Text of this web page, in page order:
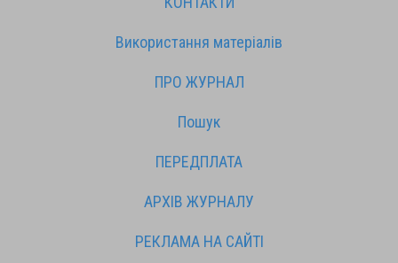
Використання матеріалів
ПРО ЖУРНАЛ
Пошук
ПЕРЕДПЛАТА
АРХІВ ЖУРНАЛУ
РЕКЛАМА НА САЙТІ